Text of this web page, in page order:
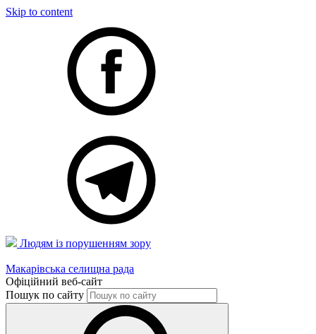
Skip to content
Людям із порушенням зору
Макарівська селищна рада
Офіційний веб-сайт
Пошук по сайту